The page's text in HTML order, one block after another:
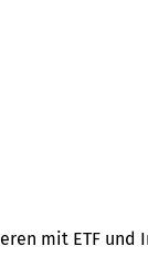
mit ETF und